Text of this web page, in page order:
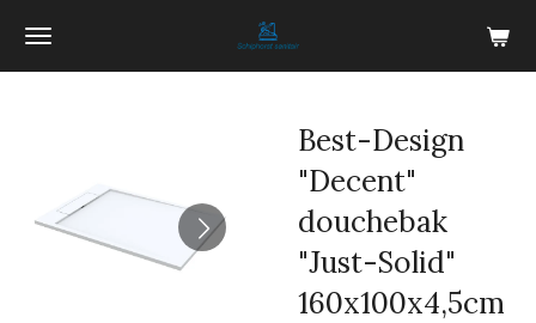
Ga
Best-Design
"Decent"
douchebak
"Just-Solid"
160x100x4,5cm